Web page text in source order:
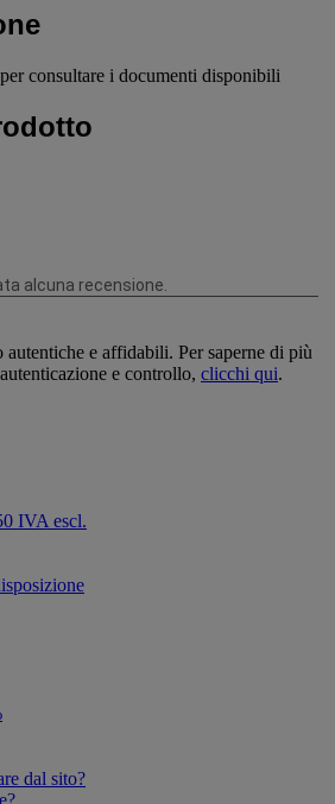
consultare i documenti disponibili
autentiche e affidabili. Per saperne di più
e controllo, clicchi qui.
IVA escl.
dal sito?